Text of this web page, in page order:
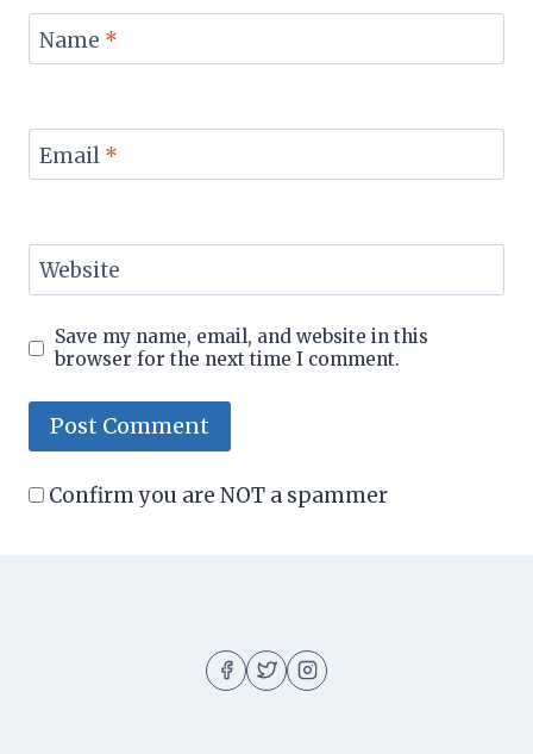
Name *
Email *
Website
Save my name, email, and website in this
browser for the next time I comment.
Confirm you are NOT a spammer